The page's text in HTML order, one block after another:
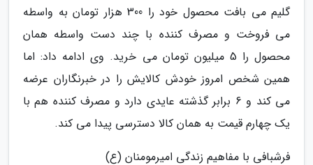
گلیم می بافت محصول خود را 300 هزار تومان به واسطه
می فروخت و مصرف کننده با چند دست واسطه همان
محصول را 5 میلیون تومان می خرید. وی ادامه داد: اما
همین شخص امروز خودش کالایش را در خبرنگاران عرضه
می کند و 6 برابر گذشته عایدی دارد و مصرف کننده هم با
یک چهارم قیمت به همان کالا دسترسی پیدا می کند.
فرشبافی با مفاهیم زندگی امیرمومنان (ع)